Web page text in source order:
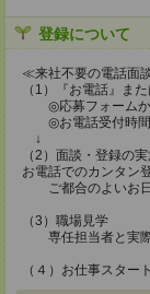
登録について
≪来社不要の電話面
（1）『お電話』ま
◎応募フォームか
◎お電話受付時間
↓
（2）面談・登録の
お電話でのカンタン
ご都合のよいお日
（3）職場見学
専任担当者と実際
（４）お仕事スター